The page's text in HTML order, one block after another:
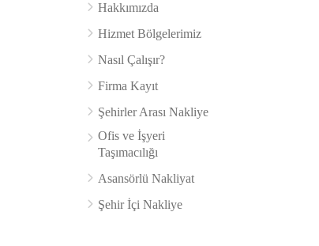
Hakkımızda
Hizmet Bölgelerimiz
Nasıl Çalışır?
Firma Kayıt
Şehirler Arası Nakliye
Ofis ve İşyeri
Taşımacılığı
Asansörlü Nakliyat
Şehir İçi Nakliye